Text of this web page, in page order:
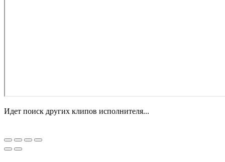
Идет поиск других клипов исполнителя...